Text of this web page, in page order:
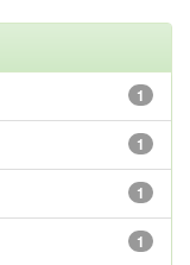
1
1
1
1